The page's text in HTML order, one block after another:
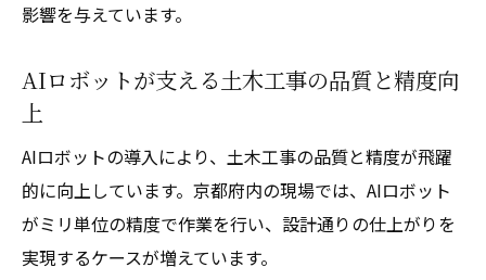
影響を与えています。
AIロボットが支える土木工事の品質と精度向
上
AIロボットの導入により、土木工事の品質と精度が飛躍
的に向上しています。京都府内の現場では、AIロボット
がミリ単位の精度で作業を行い、設計通りの仕上がりを
実現するケースが増えています。